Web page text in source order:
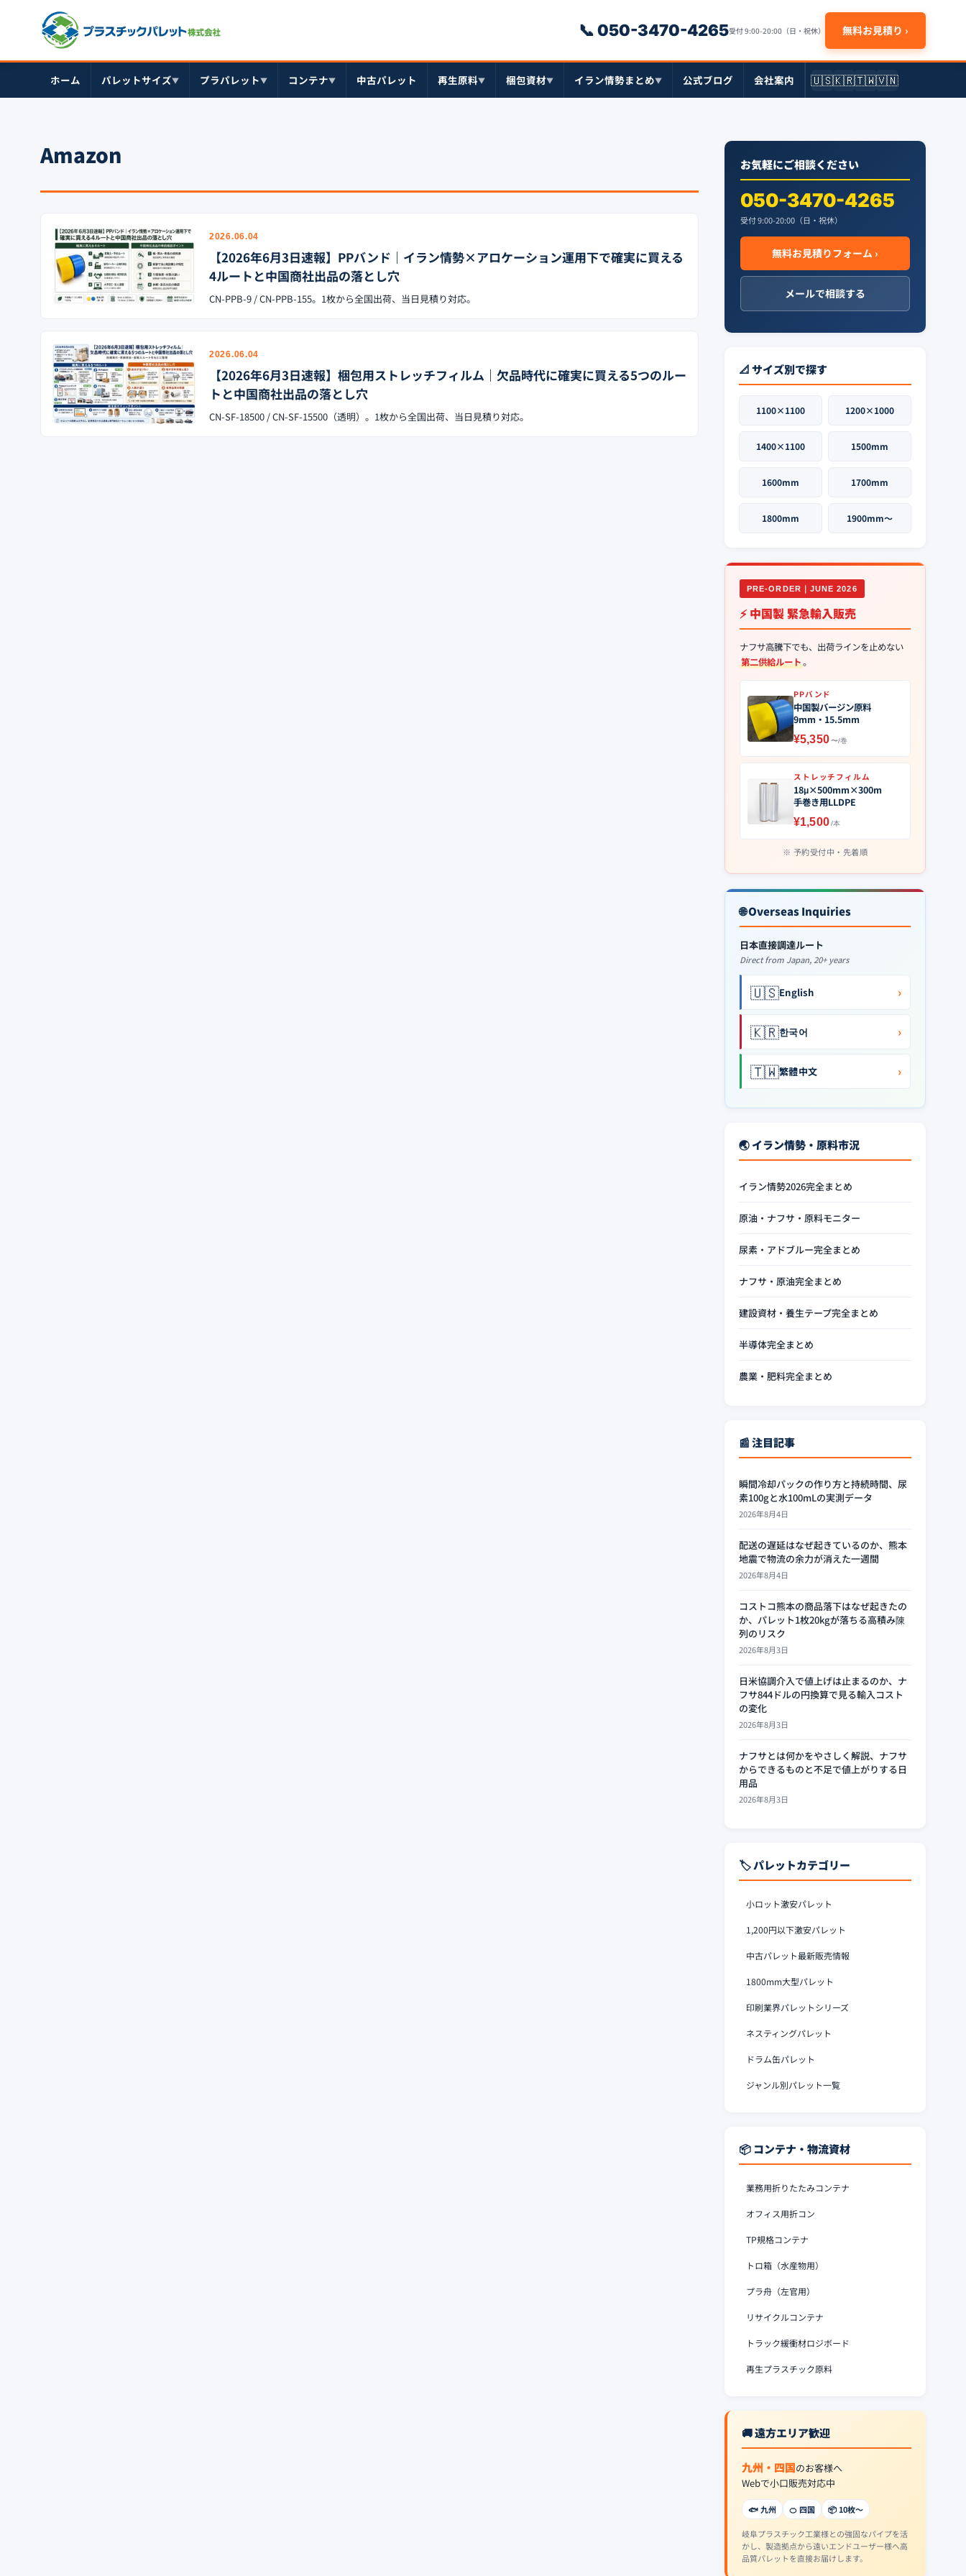
📞 050-3470-4265受付 9:00-20:00（日・祝休） 無料お見積り ›
ホーム パレットサイズ▼ プラパレット▼ コンテナ▼ 中古パレット 再生原料▼ 梱包資材▼ イラン情勢まとめ▼ 公式ブログ 会社案内 🇺🇸🇰🇷🇹🇼🇻🇳
Amazon
2026.06.04
【2026年6月3日速報】PPバンド｜イラン情勢×アロケーション運用下で確実に買える
4ルートと中国商社出品の落とし穴
CN-PPB-9 / CN-PPB-155。1枚から全国出荷、当日見積り対応。
2026.06.04
【2026年6月3日速報】梱包用ストレッチフィルム｜欠品時代に確実に買える5つのルー
トと中国商社出品の落とし穴
CN-SF-18500 / CN-SF-15500（透明）。1枚から全国出荷、当日見積り対応。
お気軽にご相談ください
050-3470-4265
受付 9:00-20:00（日・祝休）
無料お見積りフォーム ›
メールで相談する
📐 サイズ別で探す
1100×1100 1200×1000
1400×1100 1500mm
1600mm 1700mm
1800mm 1900mm〜
PRE-ORDER｜JUNE 2026
⚡ 中国製 緊急輸入販売
ナフサ高騰下でも、出荷ラインを止めない
第二供給ルート。
PPバンド
中国製バージン原料
9mm・15.5mm
¥5,350〜/巻
ストレッチフィルム
18μ×500mm×300m
手巻き用LLDPE
¥1,500/本
予約受付中・先着順
🌐 Overseas Inquiries
日本直接調達ルート
Direct from Japan, 20+ years
🇺🇸English ›
🇰🇷한국어 ›
🇹🇼繁體中文 ›
🌏 イラン情勢・原料市況
イラン情勢2026完全まとめ
原油・ナフサ・原料モニター
尿素・アドブルー完全まとめ
ナフサ・原油完全まとめ
建設資材・養生テープ完全まとめ
半導体完全まとめ
農業・肥料完全まとめ
📰 注目記事
瞬間冷却パックの作り方と持続時間、尿
素100gと水100mLの実測データ
2026年8月4日
配送の遅延はなぜ起きているのか、熊本
地震で物流の余力が消えた一週間
2026年8月4日
コストコ熊本の商品落下はなぜ起きたの
か、パレット1枚20kgが落ちる高積み陳
列のリスク
2026年8月3日
日米協調介入で値上げは止まるのか、ナ
フサ844ドルの円換算で見る輸入コスト
の変化
2026年8月3日
ナフサとは何かをやさしく解説、ナフサ
からできるものと不足で値上がりする日
用品
2026年8月3日
🏷️ パレットカテゴリー
小ロット激安パレット
1,200円以下激安パレット
中古パレット最新販売情報
1800mm大型パレット
印刷業界パレットシリーズ
ネスティングパレット
ドラム缶パレット
ジャンル別パレット一覧
📦 コンテナ・物流資材
業務用折りたたみコンテナ
オフィス用折コン
TP規格コンテナ
トロ箱（水産物用）
プラ舟（左官用）
リサイクルコンテナ
トラック緩衝材ロジボード
再生プラスチック原料
🚚 遠方エリア歓迎
九州・四国のお客様へ
Webで小口販売対応中
🐟 九州 🍊 四国 📦 10枚〜
岐阜プラスチック工業様との強固なパイプを活
かし、製造拠点から遠いエンドユーザー様へ高
品質パレットを直接お届けします。